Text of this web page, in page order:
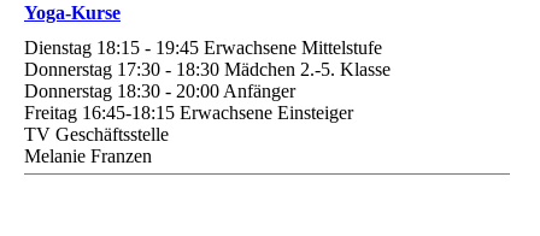
Yoga-Kurse
Dienstag 18:15 - 19:45 Erwachsene Mittelstufe
Donnerstag 17:30 - 18:30 Mädchen 2.-5. Klasse
Donnerstag 18:30 - 20:00 Anfänger
Freitag 16:45-18:15 Erwachsene Einsteiger
TV Geschäftsstelle
Melanie Franzen